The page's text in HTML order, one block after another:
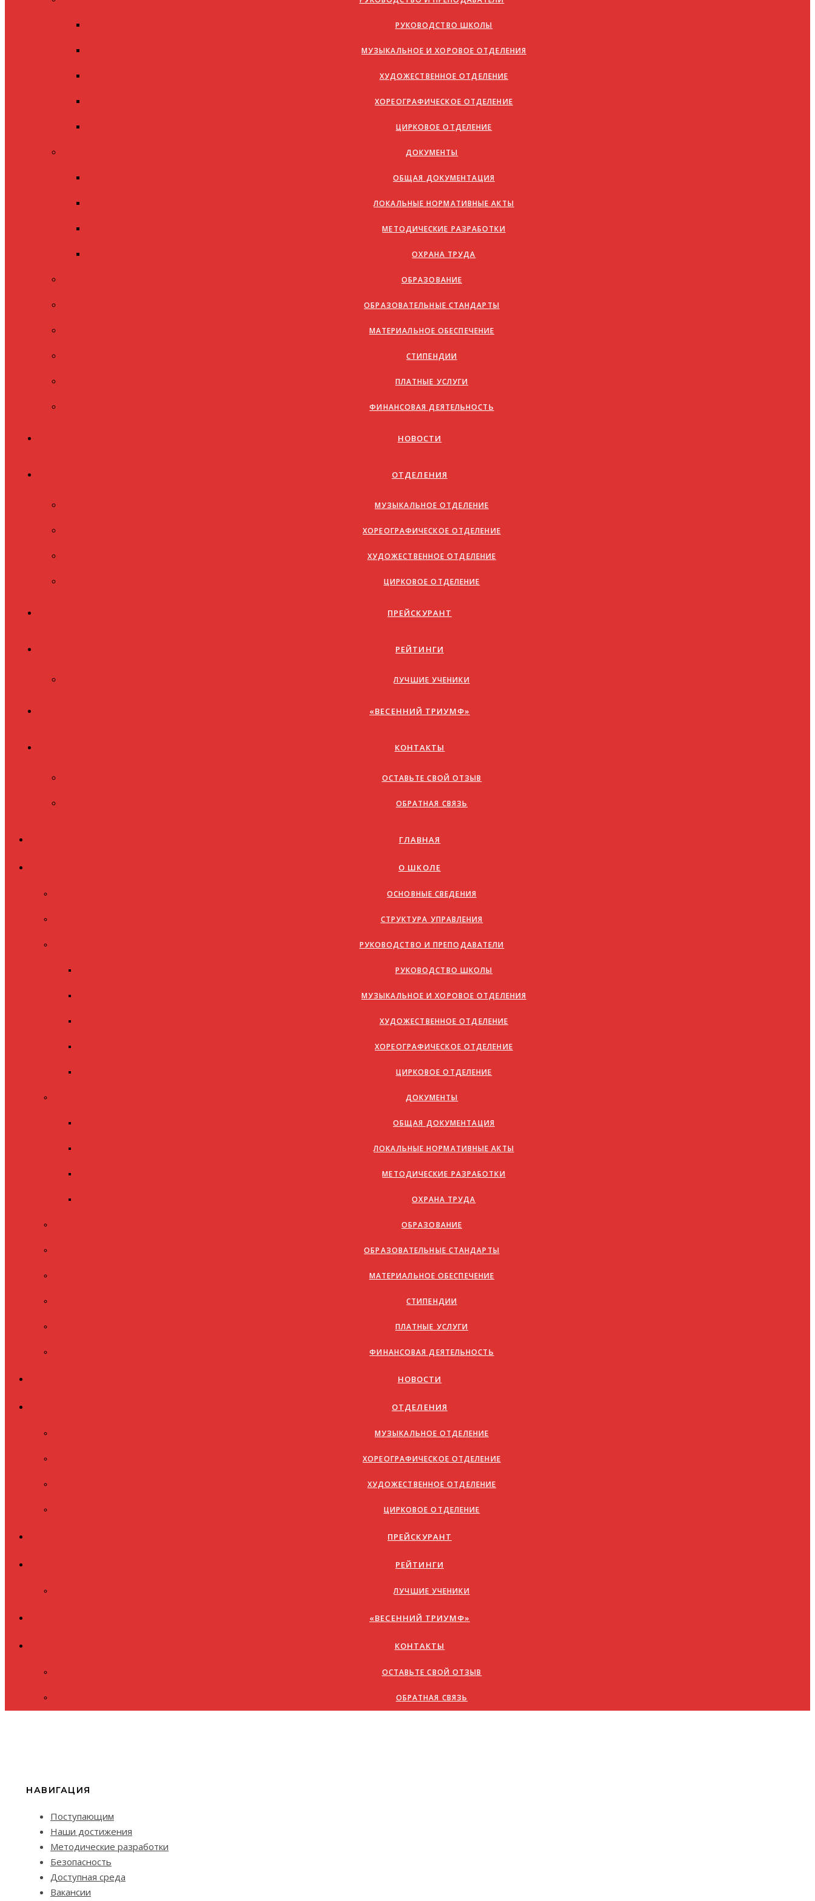
РУКОВОДСТВО ШКОЛЫ
МУЗЫКАЛЬНОЕ И ХОРОВОЕ ОТДЕЛЕНИЯ
ХУДОЖЕСТВЕННОЕ ОТДЕЛЕНИЕ
ХОРЕОГРАФИЧЕСКОЕ ОТДЕЛЕНИЕ
ЦИРКОВОЕ ОТДЕЛЕНИЕ
ДОКУМЕНТЫ
ОБЩАЯ ДОКУМЕНТАЦИЯ
ЛОКАЛЬНЫЕ НОРМАТИВНЫЕ АКТЫ
МЕТОДИЧЕСКИЕ РАЗРАБОТКИ
ОХРАНА ТРУДА
ОБРАЗОВАНИЕ
ОБРАЗОВАТЕЛЬНЫЕ СТАНДАРТЫ
МАТЕРИАЛЬНОЕ ОБЕСПЕЧЕНИЕ
СТИПЕНДИИ
ПЛАТНЫЕ УСЛУГИ
ФИНАНСОВАЯ ДЕЯТЕЛЬНОСТЬ
НОВОСТИ
ОТДЕЛЕНИЯ
МУЗЫКАЛЬНОЕ ОТДЕЛЕНИЕ
ХОРЕОГРАФИЧЕСКОЕ ОТДЕЛЕНИЕ
ХУДОЖЕСТВЕННОЕ ОТДЕЛЕНИЕ
ЦИРКОВОЕ ОТДЕЛЕНИЕ
ПРЕЙСКУРАНТ
РЕЙТИНГИ
ЛУЧШИЕ УЧЕНИКИ
«ВЕСЕННИЙ ТРИУМФ»
КОНТАКТЫ
ОСТАВЬТЕ СВОЙ ОТЗЫВ
ОБРАТНАЯ СВЯЗЬ
ГЛАВНАЯ
О ШКОЛЕ
ОСНОВНЫЕ СВЕДЕНИЯ
СТРУКТУРА УПРАВЛЕНИЯ
РУКОВОДСТВО И ПРЕПОДАВАТЕЛИ
РУКОВОДСТВО ШКОЛЫ
МУЗЫКАЛЬНОЕ И ХОРОВОЕ ОТДЕЛЕНИЯ
ХУДОЖЕСТВЕННОЕ ОТДЕЛЕНИЕ
ХОРЕОГРАФИЧЕСКОЕ ОТДЕЛЕНИЕ
ЦИРКОВОЕ ОТДЕЛЕНИЕ
ДОКУМЕНТЫ
ОБЩАЯ ДОКУМЕНТАЦИЯ
ЛОКАЛЬНЫЕ НОРМАТИВНЫЕ АКТЫ
МЕТОДИЧЕСКИЕ РАЗРАБОТКИ
ОХРАНА ТРУДА
ОБРАЗОВАНИЕ
ОБРАЗОВАТЕЛЬНЫЕ СТАНДАРТЫ
МАТЕРИАЛЬНОЕ ОБЕСПЕЧЕНИЕ
СТИПЕНДИИ
ПЛАТНЫЕ УСЛУГИ
ФИНАНСОВАЯ ДЕЯТЕЛЬНОСТЬ
НОВОСТИ
ОТДЕЛЕНИЯ
МУЗЫКАЛЬНОЕ ОТДЕЛЕНИЕ
ХОРЕОГРАФИЧЕСКОЕ ОТДЕЛЕНИЕ
ХУДОЖЕСТВЕННОЕ ОТДЕЛЕНИЕ
ЦИРКОВОЕ ОТДЕЛЕНИЕ
ПРЕЙСКУРАНТ
РЕЙТИНГИ
ЛУЧШИЕ УЧЕНИКИ
«ВЕСЕННИЙ ТРИУМФ»
КОНТАКТЫ
ОСТАВЬТЕ СВОЙ ОТЗЫВ
ОБРАТНАЯ СВЯЗЬ
НАВИГАЦИЯ
Поступающим
Наши достижения
Методические разработки
Безопасность
Доступная среда
Вакансии